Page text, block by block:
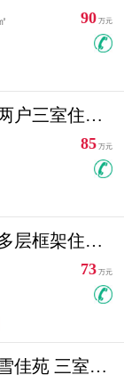
90 万元
福海路 星河城 一梯两户三室住宅急售
85 万元
福海路 汇福街 三室多层框架住宅急售
73 万元
可公积金 福海路 映雪佳苑 三室住宅急售送小棚